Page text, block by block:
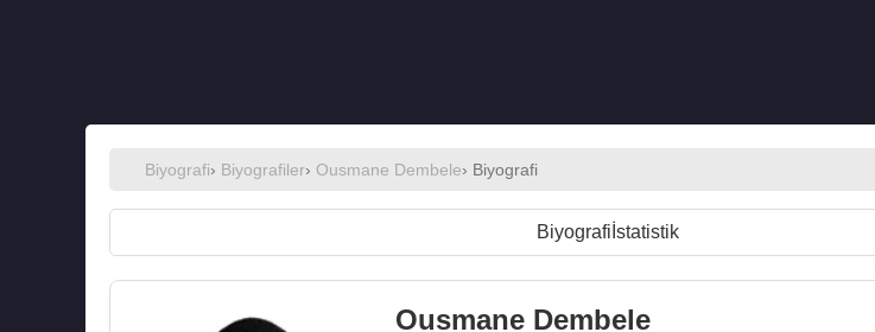
Biyografi› Biyografiler› Ousmane Dembele› Biyografi
Biyografi İstatistik
Ousmane Dembele